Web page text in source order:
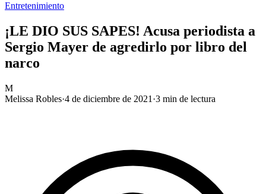
Entretenimiento
¡LE DIO SUS SAPES! Acusa periodista a
Sergio Mayer de agredirlo por libro del
narco
M
Melissa Robles·4 de diciembre de 2021 ·3 min de lectura